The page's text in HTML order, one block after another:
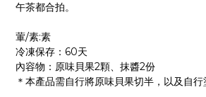
午茶都合拍。
葷/素:素
冷凍保存：60天
內容物：原味貝果2顆、抹醬2份
＊本產品需自行將原味貝果切半，以及自